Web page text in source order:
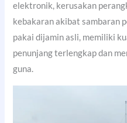
elektronik, kerusakan
kebakaran akibat sambaran
pakai dijamin asli, memiliki
penunjang terlengkap dan
guna.